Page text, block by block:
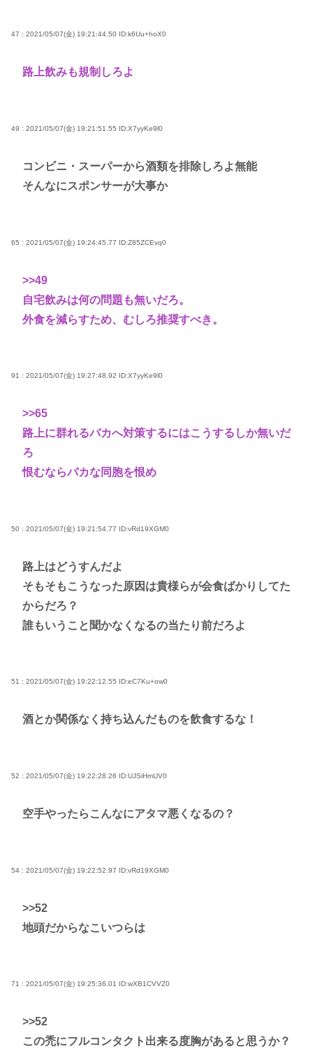
47 : 2021/05/07(金) 19:21:44.50 ID:k6Uu+hoX0
路上飲みも規制しろよ
49 : 2021/05/07(金) 19:21:51.55 ID:X7yyKe9l0
コンビニ・スーパーから酒類を排除しろよ無能
そんなにスポンサーが大事か
65 : 2021/05/07(金) 19:24:45.77 ID:Z85ZCEvq0
>>49
自宅飲みは何の問題も無いだろ。
外食を減らすため、むしろ推奨すべき。
91 : 2021/05/07(金) 19:27:48.92 ID:X7yyKe9l0
>>65
路上に群れるバカへ対策するにはこうするしか無いだ
ろ
恨むならバカな同胞を恨め
50 : 2021/05/07(金) 19:21:54.77 ID:vRd19XGM0
路上はどうすんだよ
そもそもこうなった原因は貴様らが会食ばかりしてた
からだろ？
誰もいうこと聞かなくなるの当たり前だろよ
51 : 2021/05/07(金) 19:22:12.55 ID:eC7Ku+ow0
酒とか関係なく持ち込んだものを飲食するな！
52 : 2021/05/07(金) 19:22:28.26 ID:UJSiHmUV0
空手やったらこんなにアタマ悪くなるの？
54 : 2021/05/07(金) 19:22:52.97 ID:vRd19XGM0
>>52
地頭だからなこいつらは
71 : 2021/05/07(金) 19:25:36.01 ID:wXB1CVVZ0
>>52
この禿にフルコンタクト出来る度胸があると思うか？